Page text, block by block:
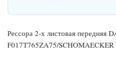
Рессора 2-х листовая передняя
F017T765ZA75/SCHOMAECKER